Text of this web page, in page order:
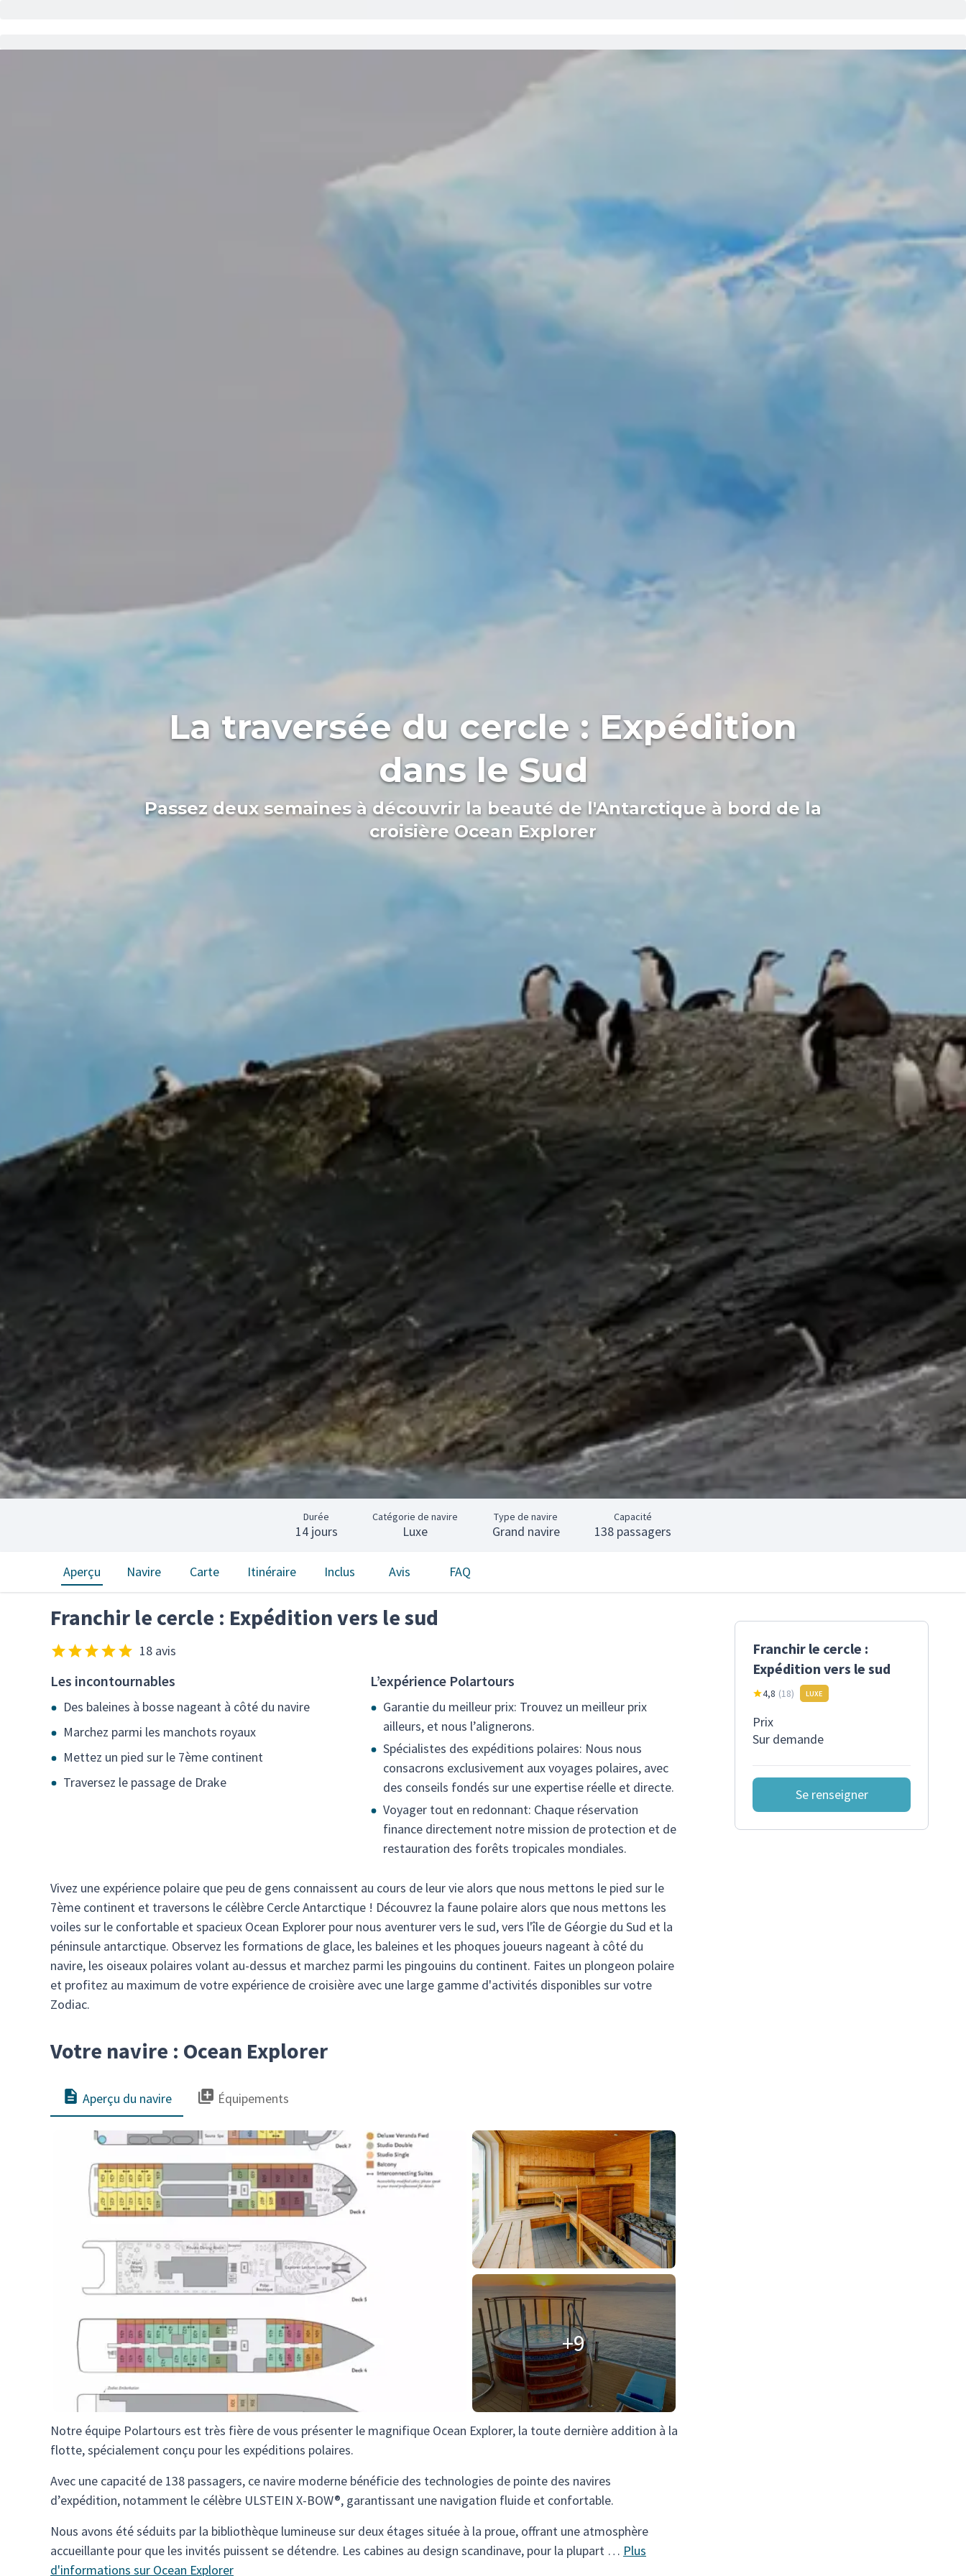
La traversée du cercle : Expédition
dans le Sud
Passez deux semaines à découvrir la beauté de l'Antarctique à bord de la
croisière Ocean Explorer
Durée
14 jours
Catégorie de navire
Luxe
Type de navire
Grand navire
Capacité
138 passagers
Aperçu Navire Carte Itinéraire Inclus Avis FAQ
Franchir le cercle : Expédition vers le sud
18 avis
Les incontournables
Des baleines à bosse nageant à côté du navire
Marchez parmi les manchots royaux
Mettez un pied sur le 7ème continent
Traversez le passage de Drake
L’expérience Polartours
Garantie du meilleur prix: Trouvez un meilleur prix
ailleurs, et nous l’alignerons.
Spécialistes des expéditions polaires: Nous nous
consacrons exclusivement aux voyages polaires, avec
des conseils fondés sur une expertise réelle et directe.
Voyager tout en redonnant: Chaque réservation
finance directement notre mission de protection et de
restauration des forêts tropicales mondiales.
Vivez une expérience polaire que peu de gens connaissent au cours de leur vie alors que nous mettons le pied sur le
7ème continent et traversons le célèbre Cercle Antarctique ! Découvrez la faune polaire alors que nous mettons les
voiles sur le confortable et spacieux Ocean Explorer pour nous aventurer vers le sud, vers l'île de Géorgie du Sud et la
péninsule antarctique. Observez les formations de glace, les baleines et les phoques joueurs nageant à côté du
navire, les oiseaux polaires volant au-dessus et marchez parmi les pingouins du continent. Faites un plongeon polaire
et profitez au maximum de votre expérience de croisière avec une large gamme d'activités disponibles sur votre
Zodiac.
Votre navire : Ocean Explorer
Aperçu du navire Équipements
+9
Notre équipe Polartours est très fière de vous présenter le magnifique Ocean Explorer, la toute dernière addition à la
flotte, spécialement conçu pour les expéditions polaires.
Avec une capacité de 138 passagers, ce navire moderne bénéficie des technologies de pointe des navires
d’expédition, notamment le célèbre ULSTEIN X-BOW®, garantissant une navigation fluide et confortable.
Nous avons été séduits par la bibliothèque lumineuse sur deux étages située à la proue, offrant une atmosphère
accueillante pour que les invités puissent se détendre. Les cabines au design scandinave, pour la plupart … Plus
d'informations sur Ocean Explorer
Franchir le cercle :
Expédition vers le sud
4,8 (18) LUXE
Prix
Sur demande
Se renseigner